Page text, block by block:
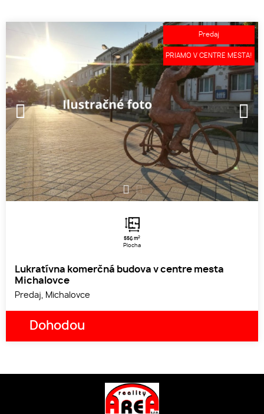
1 2
556 m2
Plocha
Lukratívna komerčná budova v centre mesta
Michalovce
Predaj, Michalovce
Dohodou
Predaj
PRIAMO V CENTRE MESTA!